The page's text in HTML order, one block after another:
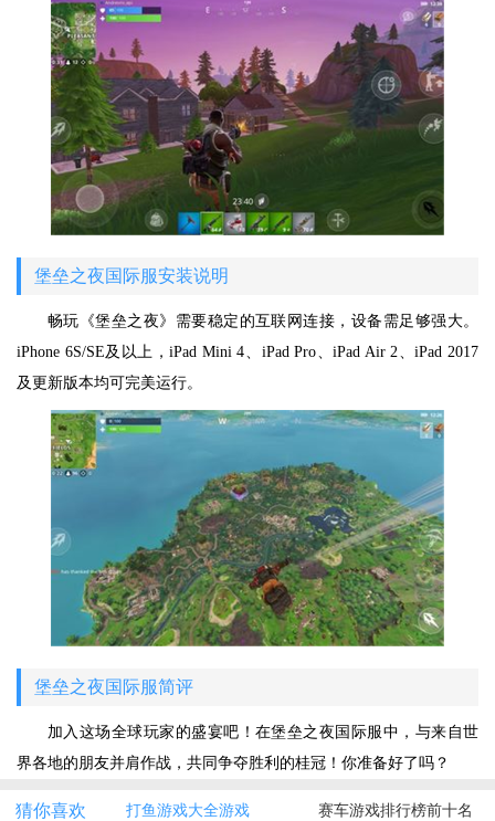
堡垒之夜国际服安装说明
畅玩《堡垒之夜》需要稳定的互联网连接，设备需足够强大。
iPhone 6S/SE及以上，iPad Mini 4、iPad Pro、iPad Air 2、iPad 2017
及更新版本均可完美运行。
堡垒之夜国际服简评
加入这场全球玩家的盛宴吧！在堡垒之夜国际服中，与来自世
界各地的朋友并肩作战，共同争夺胜利的桂冠！你准备好了吗？
猜你喜欢 打鱼游戏大全游戏 赛车游戏排行榜前十名